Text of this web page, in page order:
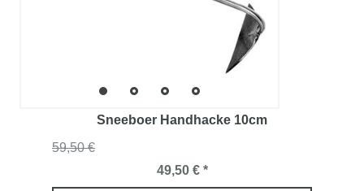
Sneeboer Handhacke 10cm
59,50 €
49,50 € *